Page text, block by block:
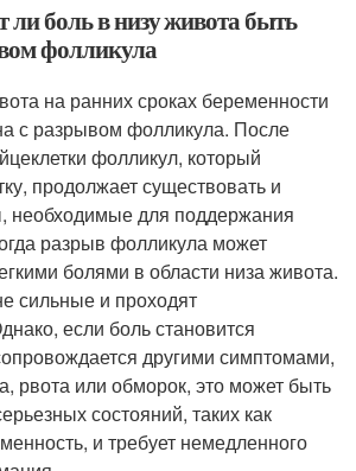
боль в низу живота быть
фолликула
на ранних сроках беременности
с разрывом фолликула. После
фолликул, который
продолжает существовать и
необходимые для поддержания
разрыв фолликула может
болями в области низа живота.
сильные и проходят
если боль становится
другими симптомами,
рвота или обморок, это может быть
состояний, таких как
и требует немедленного